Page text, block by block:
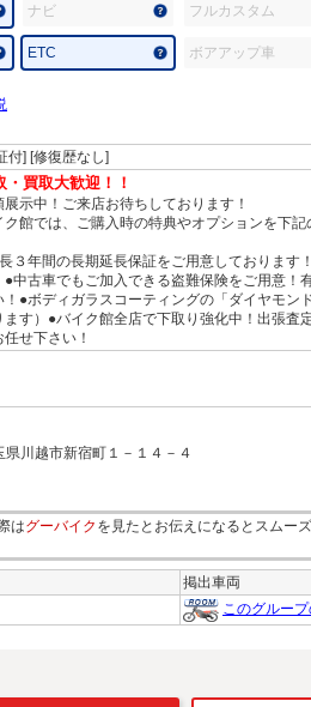
ナビ フルカスタム
ETC ボアアップ車
付] [修復歴なし]
・買取大歓迎！！
展示中！ご来店お待ちしております！
ク館では、ご購入時の特典やオプションを下
３年間の長期延長保証をご用意しております
●中古車でもご加入できる盗難保険をご用意！
！●ボディガラスコーティングの「ダイヤモ
ます）●バイク館全店で下取り強化中！出張査
任せ下さい！
川越市新宿町１－１４－４
はグーバイク を見たとお伝えになるとスムー
掲出車両
このグルー